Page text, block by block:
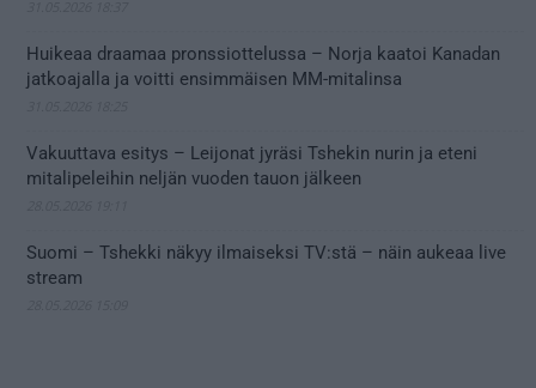
Huikeaa draamaa pronssiottelussa – Norja kaatoi Kanadan
jatkoajalla ja voitti ensimmäisen MM-mitalinsa
Vakuuttava esitys – Leijonat jyräsi Tshekin nurin ja eteni
mitalipeleihin neljän vuoden tauon jälkeen
Suomi – Tshekki näkyy ilmaiseksi TV:stä – näin aukeaa live
stream